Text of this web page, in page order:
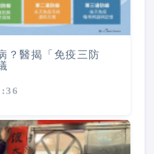
？醫揭「免疫三防